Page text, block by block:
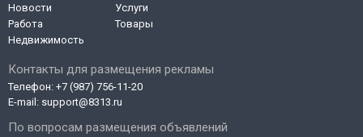
Контакты для размещения рекламы
Телефон: +7 (987) 756-11-20
E-mail: support@8313.ru
По вопросам размещения объявлений
Новости
Работа
Недвижимость
Услуги
Товары